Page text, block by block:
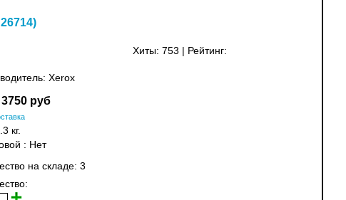
26714)
Хиты: 753 Рейтинг:
Xerox
3750 руб
кг.
: Нет
на складе: 3